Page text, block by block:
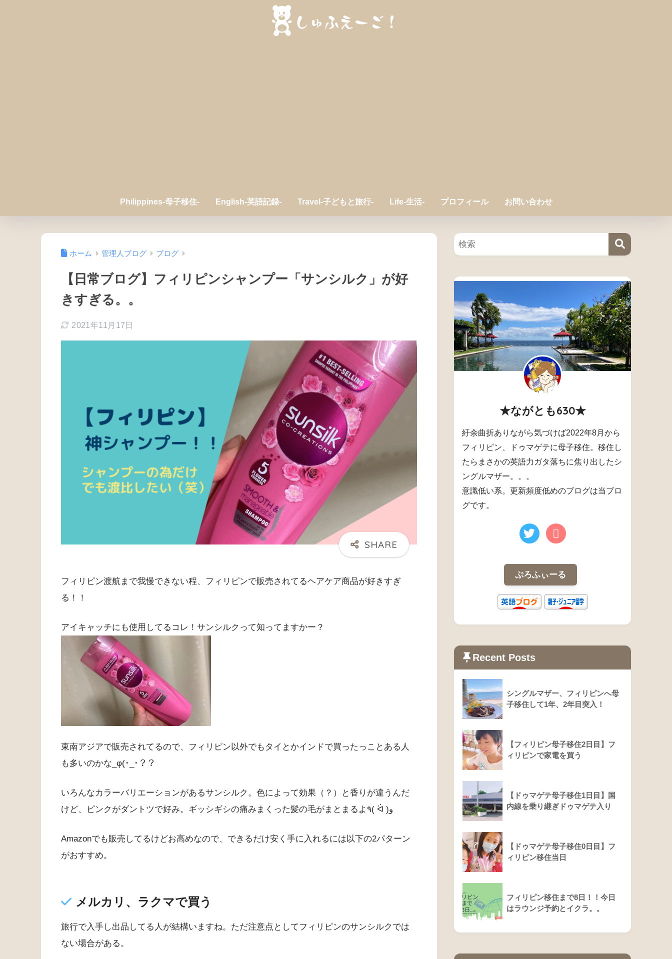
Philippines-母子移住- English-英語記録- Travel-子どもと旅行- Life-生活- プロフィール お問い合わせ
ホーム 管理人ブログ ブログ
【日常ブログ】フィリピンシャンプー「サンシルク」が好
きすぎる。。
2021年11月17日
フィリピン渡航まで我慢できない程、フィリピンで販売されてるヘアケア商品が好きすぎ
る！！
アイキャッチにも使用してるコレ！サンシルクって知ってますかー？
東南アジアで販売されてるので、フィリピン以外でもタイとかインドで買ったっことある人
も多いのかな_φ(･_･？？
いろんなカラーバリエーションがあるサンシルク。色によって効果（？）と香りが違うんだ
けど、ピンクがダントツで好み。ギッシギシの痛みまくった髪の毛がまとまるよ٩( ᐛ )و
Amazonでも販売してるけどお高めなので、できるだけ安く手に入れるには以下の2パターン
がおすすめ。
メルカリ、ラクマで買う
旅行で入手し出品してる人が結構いますね。ただ注意点としてフィリピンのサンシルクでは
ない場合がある。
★ながとも630★
紆余曲折ありながら気づけば2022年8月から
フィリピン、ドゥマゲテに母子移住。移住し
たらまさかの英語力ガタ落ちに焦り出したシ
ングルマザー。。。
意識低い系。更新頻度低めのブログは当ブロ
グです。
ぷろふぃーる
Recent Posts
シングルマザー、フィリピンへ母
子移住して1年、2年目突入！
【フィリピン母子移住2日目】フ
ィリピンで家電を買う
【ドゥマゲテ母子移住1日目】国
内線を乗り継ぎドゥマゲテ入り
【ドゥマゲテ母子移住0日目】フ
ィリピン移住当日
フィリピン移住まで8日！！今日
はラウンジ予約とイクラ。。